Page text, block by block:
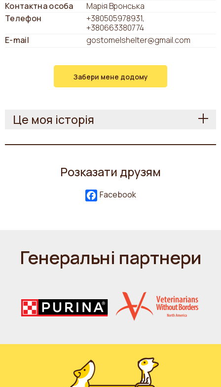
Контактна особа
Марія Вронська
Телефон
+380505978931
+380663380774
E-mail
gostomelshelter@gmail.com
Забери мене додому
Це моя історія
Розказати друзям
Facebook
Генеральні партнери